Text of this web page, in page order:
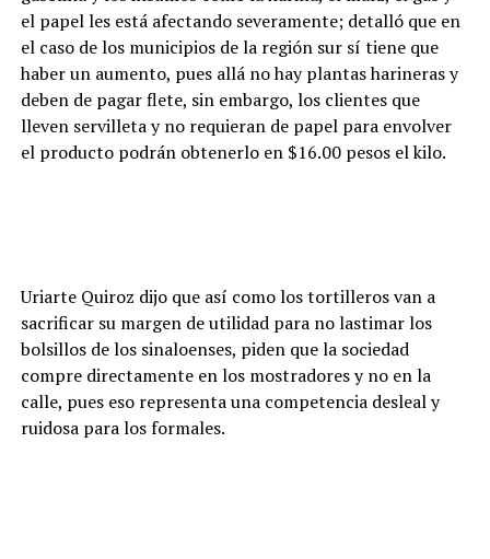
el papel les está afectando severamente; detalló que en
el caso de los municipios de la región sur sí tiene que
haber un aumento, pues allá no hay plantas harineras y
deben de pagar flete, sin embargo, los clientes que
lleven servilleta y no requieran de papel para envolver
el producto podrán obtenerlo en $16.00 pesos el kilo.
Uriarte Quiroz dijo que así como los tortilleros van a
sacrificar su margen de utilidad para no lastimar los
bolsillos de los sinaloenses, piden que la sociedad
compre directamente en los mostradores y no en la
calle, pues eso representa una competencia desleal y
ruidosa para los formales.